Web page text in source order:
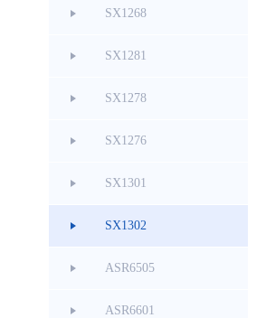
SX1268
SX1281
SX1278
SX1276
SX1301
SX1302
ASR6505
ASR6601